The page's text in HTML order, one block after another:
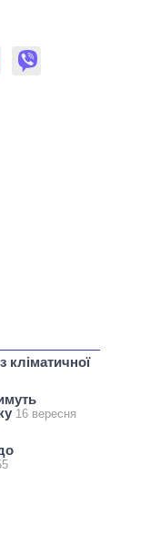
кліматичної
16 вересня